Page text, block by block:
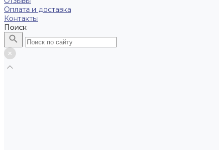
Оплата и доставка
Контакты
Поиск